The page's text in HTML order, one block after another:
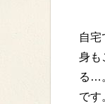
自
身も
る…
です